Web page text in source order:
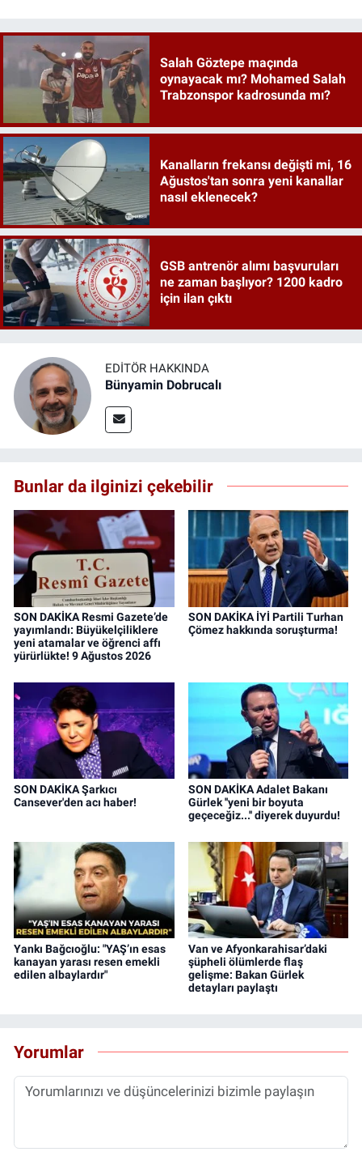
Salah Göztepe maçında
oynayacak mı? Mohamed Salah
Trabzonspor kadrosunda mı?
Kanalların frekansı değişti mi, 16
Ağustos'tan sonra yeni kanallar
nasıl eklenecek?
GSB antrenör alımı başvuruları
ne zaman başlıyor? 1200 kadro
için ilan çıktı
EDITÖR HAKKINDA
Bünyamin Dobrucalı
Bunlar da ilginizi çekebilir
SON DAKİKA Resmi Gazete’de
yayımlandı: Büyükelçiliklere
yeni atamalar ve öğrenci affı
yürürlükte! 9 Ağustos 2026
SON DAKİKA İYİ Partili Turhan
Çömez hakkında soruşturma!
SON DAKİKA Şarkıcı
Cansever'den acı haber!
SON DAKİKA Adalet Bakanı
Gürlek ''yeni bir boyuta
geçeceğiz...'' diyerek duyurdu!
Yankı Bağcıoğlu: "YAŞ’ın esas
kanayan yarası resen emekli
edilen albaylardır"
Van ve Afyonkarahisar’daki
şüpheli ölümlerde flaş
gelişme: Bakan Gürlek
detayları paylaştı
Yorumlar